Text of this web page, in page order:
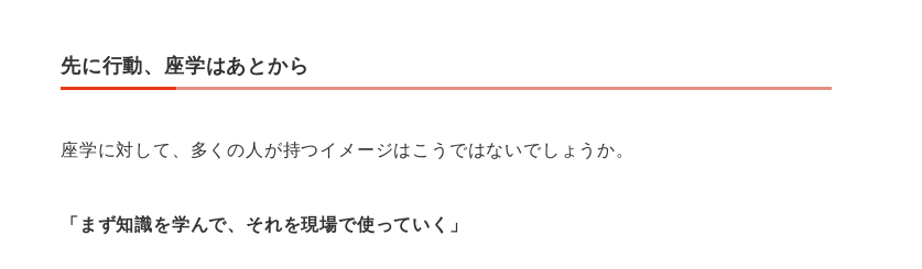
先に行動、座学はあとから
座学に対して、多くの人が持つイメージはこうではないでしょうか。
「まず知識を学んで、それを現場で使っていく」